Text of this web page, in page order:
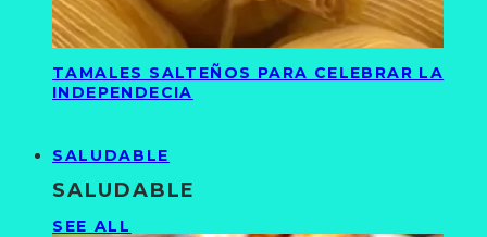
TAMALES SALTEÑOS PARA CELEBRAR LA
INDEPENDECIA
SALUDABLE
SALUDABLE
SEE ALL